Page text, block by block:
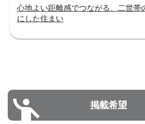
心地よい距離感でつながる、二世帯
にした住まい
掲載希望